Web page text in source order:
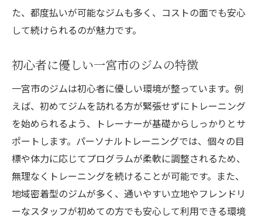
男性に人気の一宮市トレーニングジム
一宮市で男性におすすめのトレーニング法
一宮市で男性に適したジムの選び方
男性専用プログラムの魅力を解説
男性が期待するトレーニング効果と結果
一宮市で安いパーソナルジムを探す方法
コスパ重視！一宮市で安く通えるジム
一宮市の安いパーソナルジムの選び方
リーズナブルに始めるトレーニング生活
安さだけじゃない！選ばれるジムの理由
た、都度払いが可能なジムも多く、コストの面でも安心
して続けられるのが魅力です。
初心者に優しい一宮市のジムの特徴
一宮市のジムは初心者に優しい環境が整っています。例
えば、初めてジムを訪れる方が緊張せずにトレーニング
を始められるよう、トレーナーが基礎からしっかりとサ
ポートします。パーソナルトレーニングでは、個々の目
標や体力に応じてプログラムが柔軟に調整されるため、
無理なくトレーニングを続けることが可能です。また、
地域密着型のジムが多く、通いやすい立地やフレンドリ
ーなスタッフが初めての方でも安心して利用できる環境